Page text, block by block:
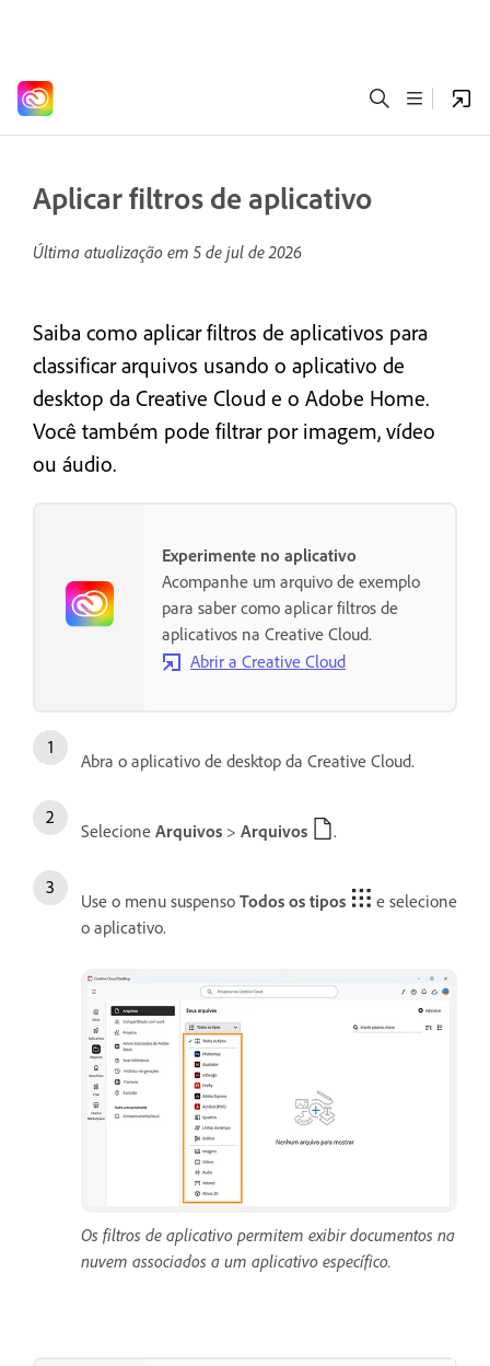
Aplicar filtros de aplicativo
Última atualização em 5 de jul de 2026
Saiba como aplicar filtros de aplicativos para
classificar arquivos usando o aplicativo de
desktop da Creative Cloud e o Adobe Home.
Você também pode filtrar por imagem, vídeo
ou áudio.
Experimente no aplicativo
Acompanhe um arquivo de exemplo
para saber como aplicar filtros de
aplicativos na Creative Cloud.
Abrir a Creative Cloud
Abra o aplicativo de desktop da Creative Cloud.
Selecione Arquivos > Arquivos .
Use o menu suspenso Todos os tipos
e selecione
o aplicativo.
Os filtros de aplicativo permitem exibir documentos na
nuvem associados a um aplicativo específico.